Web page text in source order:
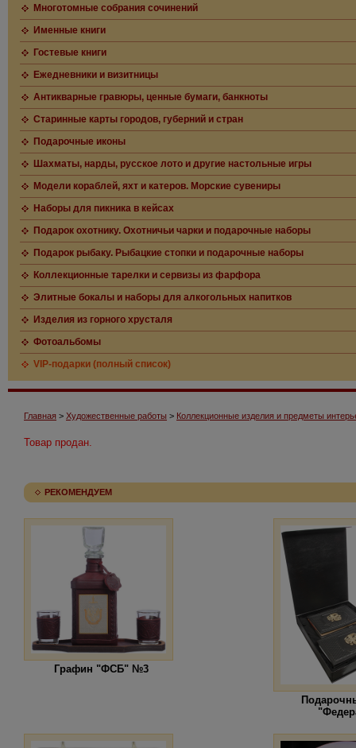
Многотомные собрания сочинений
Именные книги
Гостевые книги
Ежедневники и визитницы
Антикварные гравюры, ценные бумаги, банкноты
Старинные карты городов, губерний и стран
Подарочные иконы
Шахматы, нарды, русское лото и другие настольные игры
Модели кораблей, яхт и катеров. Морские сувениры
Наборы для пикника в кейсах
Подарок охотнику. Охотничьи чарки и подарочные наборы
Подарок рыбаку. Рыбацкие стопки и подарочные наборы
Коллекционные тарелки и сервизы из фарфора
Элитные бокалы и наборы для алкогольных напитков
Изделия из горного хрусталя
Фотоальбомы
VIP-подарки (полный список)
Главная > Художественные работы > Коллекционные изделия и предметы
Товар продан.
РЕКОМЕНДУЕМ
Графин "ФСБ" №3